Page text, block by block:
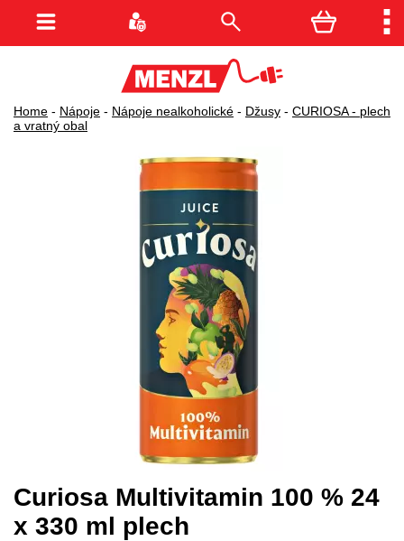
Home - Nápoje - Nápoje nealkoholické - Džusy - CURIOSA - plech
a vratný obal
Curiosa Multivitamin 100 % 24
x 330 ml plech